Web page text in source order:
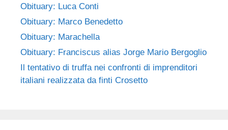
Obituary: Luca Conti
Obituary: Marco Benedetto
Obituary: Marachella
Obituary: Franciscus alias Jorge Mario Bergoglio
Il tentativo di truffa nei confronti di imprenditori
italiani realizzata da finti Crosetto